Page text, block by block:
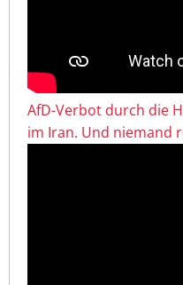
AfD-Verbot durch die
im Iran. Und niemand